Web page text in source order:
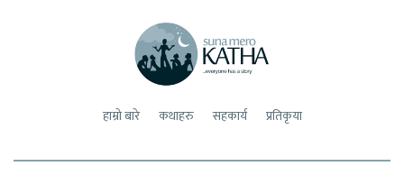
sunamerokatha
everyone has a story
हाम्रो बारे कथाहरु सहकार्य प्रतिकृया